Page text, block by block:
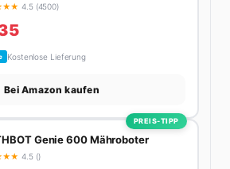
★★ 4.5 (4500)
Kostenlose Lieferung
Bei Amazon kaufen
PREIS-TIPP
Genie 600 Mähroboter
★★ 4.5 ()